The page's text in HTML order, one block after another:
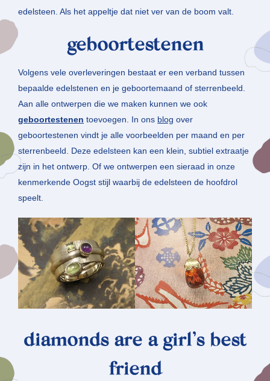
edelsteen. Als het appeltje dat niet ver van de boom valt.
geboortestenen
Volgens vele overleveringen bestaat er een verband tussen
bepaalde edelstenen en je geboortemaand of sterrenbeeld.
Aan alle ontwerpen die we maken kunnen we ook
geboortestenen toevoegen. In ons blog over
geboortestenen vindt je alle voorbeelden per maand en per
sterrenbeeld. Deze edelsteen kan een klein, subtiel extraatje
zijn in het ontwerp. Of we ontwerpen een sieraad in onze
kenmerkende Oogst stijl waarbij de edelsteen de hoofdrol
speelt.
diamonds are a girl’s best
friend